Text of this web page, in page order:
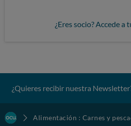
¿Eres socio? Accede a
¿Quieres recibir nuestra
Alimentación : Carnes y